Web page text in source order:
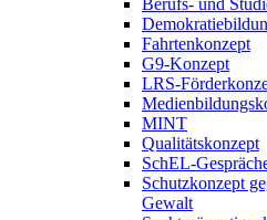
Berufs- und
Fahrtenkonzept
G9-Konzept
LRS-
MINT
Qualitätskonzept
SchEL-
Schutzkonzept
Gewalt